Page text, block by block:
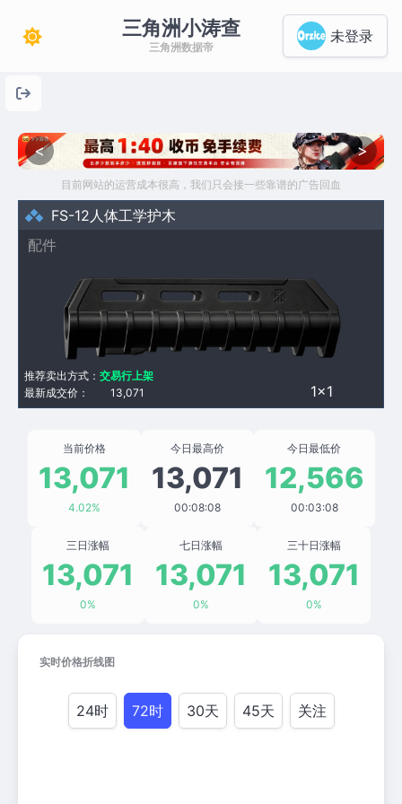
三角洲小涛查
三角洲数据帝
未登录
< >
目前网站的运营成本很高，我们只会接一些靠谱的广告回血
FS-12人体工学护木
配件
1×1
最新成交价： 13,071
推荐卖出方式： 交易行上架
当前价格
13,071
4.02%
今日最高价
13,071
00:08:08
今日最低价
12,566
00:03:08
三日涨幅
13,071
0%
七日涨幅
13,071
0%
三十日涨幅
13,071
0%
实时价格折线图
24时 72时 30天 45天 关注